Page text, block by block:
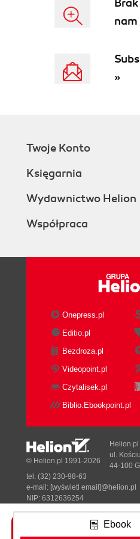
Shorthand for
Other Modifiers
Comma-
Modified Value
Arithmetic
Compound
Style and
Calling Functions
Local Variables
Function
Time for printf
Getting or
printf for
Style and
7. List and Hash
Lists
Hashes
A Simple Word
Style and
Your First Argument
Having Options
Parsing
Long Arguments
Ebook
nam
»
Twoje Konto
Księgarnia
Wydawnictwo Helion
Współpraca
Onepress.pl
Editio.pl
Bezdroza.pl
Videopoint.pl
Czytalisek.pl
Biblio.Ebookpoint.pl
Tonik.pl
© Helion.pl 1991-2026
Helion.pl
ul.
44-100
tel. (32) 230-98-63
e-mail: [wyświetl email]@helion.pl
NIP: 6312636254